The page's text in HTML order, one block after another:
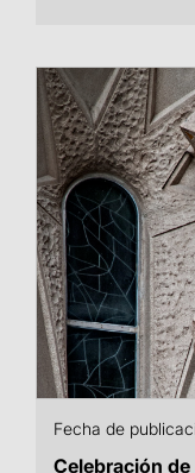
Fecha de
Celebración